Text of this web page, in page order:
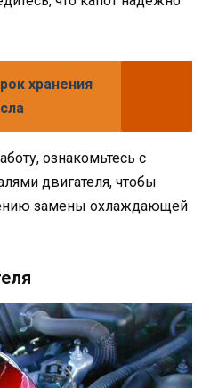
хранения
ознакомьтесь с
двигателя, чтобы
замены охлаждающей